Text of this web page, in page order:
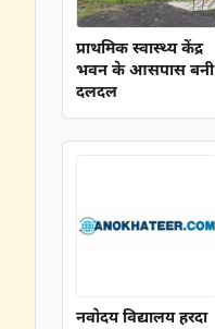
प्राथमिक स्वास्थ्य केंद्र
भवन के आसपास बनी
दलदल
नवोदय विद्यालय हरदा